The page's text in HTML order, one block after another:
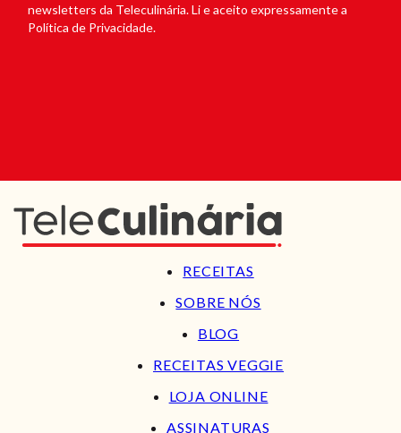
newsletters da Teleculinária. Li e aceito expressamente a
Política de Privacidade.
RECEITAS
SOBRE NÓS
BLOG
RECEITAS VEGGIE
LOJA ONLINE
ASSINATURAS